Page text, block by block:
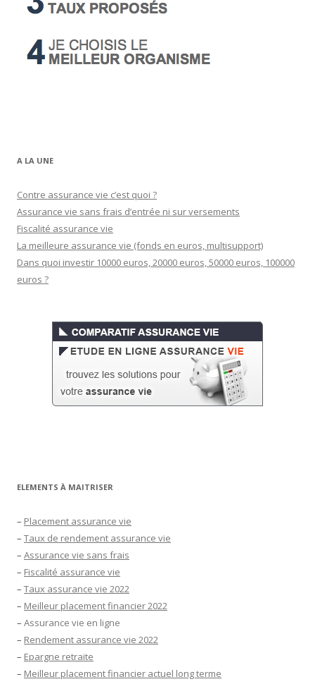
A LA UNE
Contre assurance vie c’est quoi ?
Assurance vie sans frais d’entrée ni sur versements
Fiscalité assurance vie
La meilleure assurance vie (fonds en euros, multisupport)
Dans quoi investir 10000 euros, 20000 euros, 50000 euros, 100000
euros ?
ELEMENTS À MAITRISER
– Placement assurance vie
– Taux de rendement assurance vie
– Assurance vie sans frais
– Fiscalité assurance vie
– Taux assurance vie 2022
– Meilleur placement financier 2022
– Assurance vie en ligne
– Rendement assurance vie 2022
– Epargne retraite
– Meilleur placement financier actuel long terme